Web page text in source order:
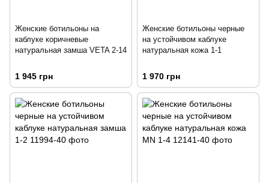
Женские ботильоны на
каблуке коричневые
натуральная замша VETA 2-14
1 945 грн
Женские ботильоны черные
на устойчивом каблуке
натуральная кожа 1-1
1 970 грн